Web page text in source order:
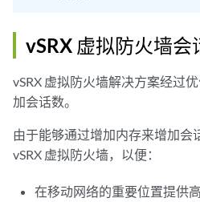
vSRX 虚拟防火墙会
vSRX 虚拟防火墙解决方案经过
加会话数。
由于能够通过增加内存来增加会
vSRX 虚拟防火墙，以便：
在移动网络的重要位置提供